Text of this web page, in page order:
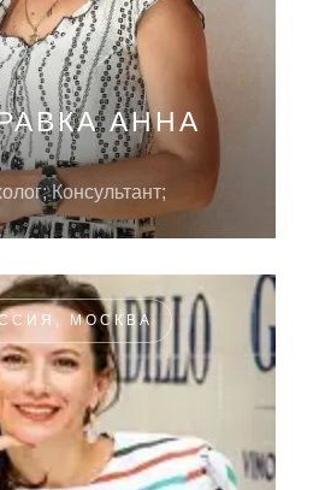
АННА
Консультант;
МОСКВА